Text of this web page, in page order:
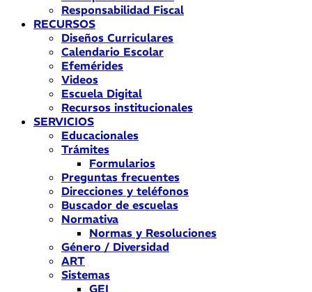
Responsabilidad Fiscal
RECURSOS
Diseños Curriculares
Calendario Escolar
Efemérides
Videos
Escuela Digital
Recursos institucionales
SERVICIOS
Educacionales
Trámites
Formularios
Preguntas frecuentes
Direcciones y teléfonos
Buscador de escuelas
Normativa
Normas y Resoluciones
Género / Diversidad
ART
Sistemas
GEI